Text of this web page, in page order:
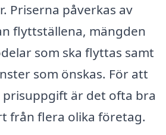
Priserna påverkas av
flyttställena, mängden
som ska flyttas samt
som önskas. För att
prisuppgift är det ofta bra
från flera olika företag.